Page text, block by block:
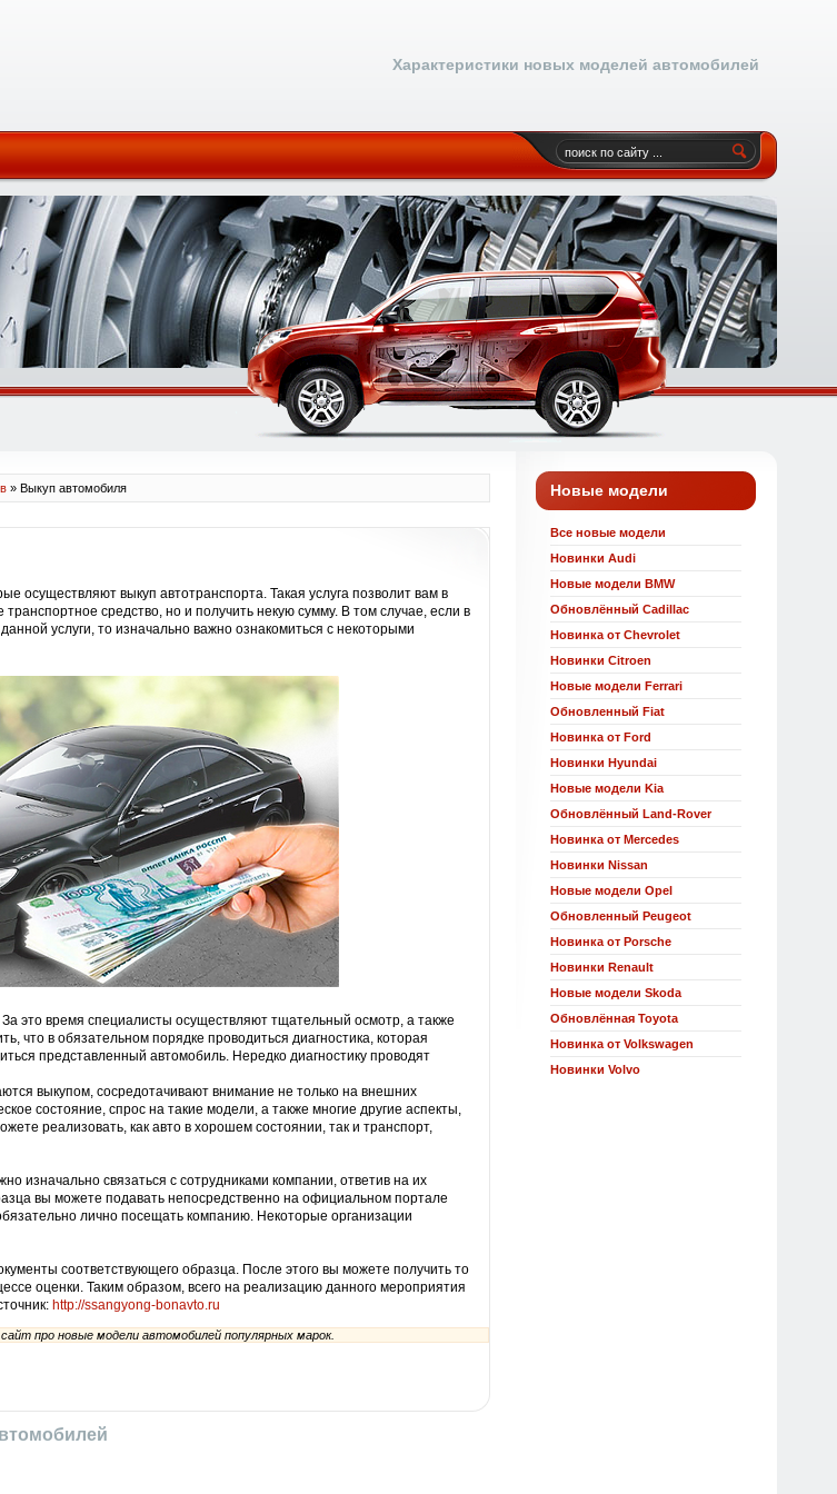
Характеристики новых моделей автомобилей
» Выкуп автомобиля
осуществляют выкуп автотранспорта. Такая услуга позволит вам в
средство, но и получить некую сумму. В том случае, если в
услуги, то изначально важно ознакомиться с некоторыми
это время специалисты осуществляют тщательный осмотр, а также
что в обязательном порядке проводиться диагностика, которая
представленный автомобиль. Нередко диагностику проводят
выкупом, сосредотачивают внимание не только на внешних
состояние, спрос на такие модели, а также многие другие аспекты,
реализовать, как авто в хорошем состоянии, так и транспорт,
изначально связаться с сотрудниками компании, ответив на их
вы можете подавать непосредственно на официальном портале
лично посещать компанию. Некоторые организации
соответствующего образца. После этого вы можете получить то
оценки. Таким образом, всего на реализацию данного мероприятия
http://ssangyong-bonavto.ru
про новые модели автомобилей популярных марок.
Новые модели
Все новые модели
Новинки Audi
Новые модели BMW
Обновлённый Cadillac
Новинка от Chevrolet
Новинки Citroen
Новые модели Ferrari
Обновленный Fiat
Новинка от Ford
Новинки Hyundai
Новые модели Kia
Обновлённый Land-Rover
Новинка от Mercedes
Новинки Nissan
Новые модели Opel
Обновленный Peugeot
Новинка от Porsche
Новинки Renault
Новые модели Skoda
Обновлённая Toyota
Новинка от Volkswagen
Новинки Volvo